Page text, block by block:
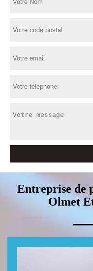
Entreprise de
Olmet